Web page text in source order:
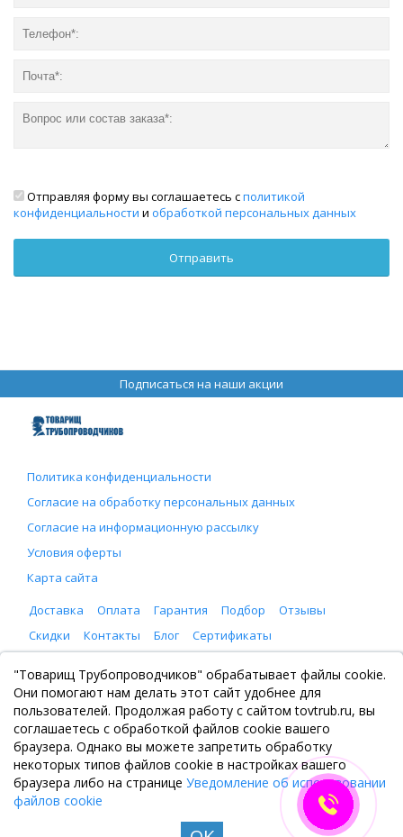
Отправляя форму вы соглашаетесь сполитикой
конфиденциальности и обработкой персональных данных
Подписаться на наши акции
Политика конфиденциальности
Согласие на обработку персональных данных
Согласие на информационную рассылку
Условия оферты
Карта сайта
Доставка
Оплата Гарантия Подбор
Отзывы
Скидки
Контакты Блог Сертификаты
ООО "Товарищ Трубопроводчиков"
Москва, Рязанский проспект 8, с. 2
+7 (495) 065-46-75
zakaz@tovtrub.ru
09:00-17:00 ПН-ПТ
Склад: Москва, Рязанский проспект 8, с. 2
"Товарищ Трубопроводчиков" обрабатывает файлы cookie.
Они помогают нам делать этот сайт удобнее для
пользователей. Продолжая работу с сайтом tovtrub.ru, вы
соглашаетесь с обработкой файлов cookie вашего
браузера. Однако вы можете запретить обработку
некоторых типов файлов cookie в настройках вашего
браузера либо на странице Уведомление об использовании
файлов cookie